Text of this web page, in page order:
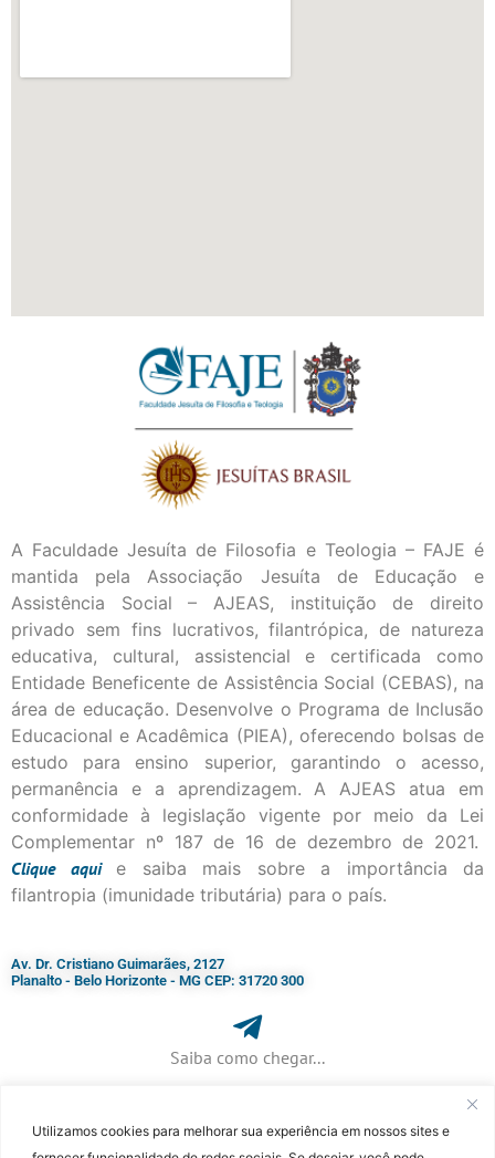
Utilizamos cookies para melhorar sua experiência em nossos sites e
A Faculdade Jesuíta de Filosofia e Teologia – FAJE é
mantida pela Associação Jesuíta de Educação e
Assistência Social – AJEAS, instituição de direito
privado sem fins lucrativos, filantrópica, de natureza
educativa, cultural, assistencial e certificada como
Entidade Beneficente de Assistência Social (CEBAS), na
área de educação. Desenvolve o Programa de Inclusão
Educacional e Acadêmica (PIEA), oferecendo bolsas de
estudo para ensino superior, garantindo o acesso,
permanência e a aprendizagem. A AJEAS atua em
conformidade à legislação vigente por meio da Lei
Complementar nº 187 de 16 de dezembro de 2021.
Cliqueaqui
e saiba mais sobre a importância da
filantropia (imunidade tributária) para o país.
Av. Dr. Cristiano Guimarães, 2127
Planalto - Belo Horizonte - MG CEP: 31720 300
Saiba como chegar...
+ 55 (31) 3115-7000​